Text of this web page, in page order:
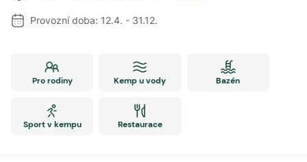
Provozní doba: 12.4. - 31.12.
Pro rodiny Kemp u vody Bazén
Sport v kempu Restaurace